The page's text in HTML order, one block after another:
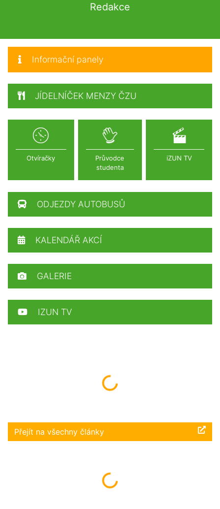
Redakce
Načítám...
Přejít na všechny články
Načítám...
Informační panely
JÍDELNÍČEK MENZY ČZU
Otvíračky
Průvodce
studenta
iZUN TV
ODJEZDY AUTOBUSŮ
KALENDÁŘ AKCÍ
GALERIE
IZUN TV